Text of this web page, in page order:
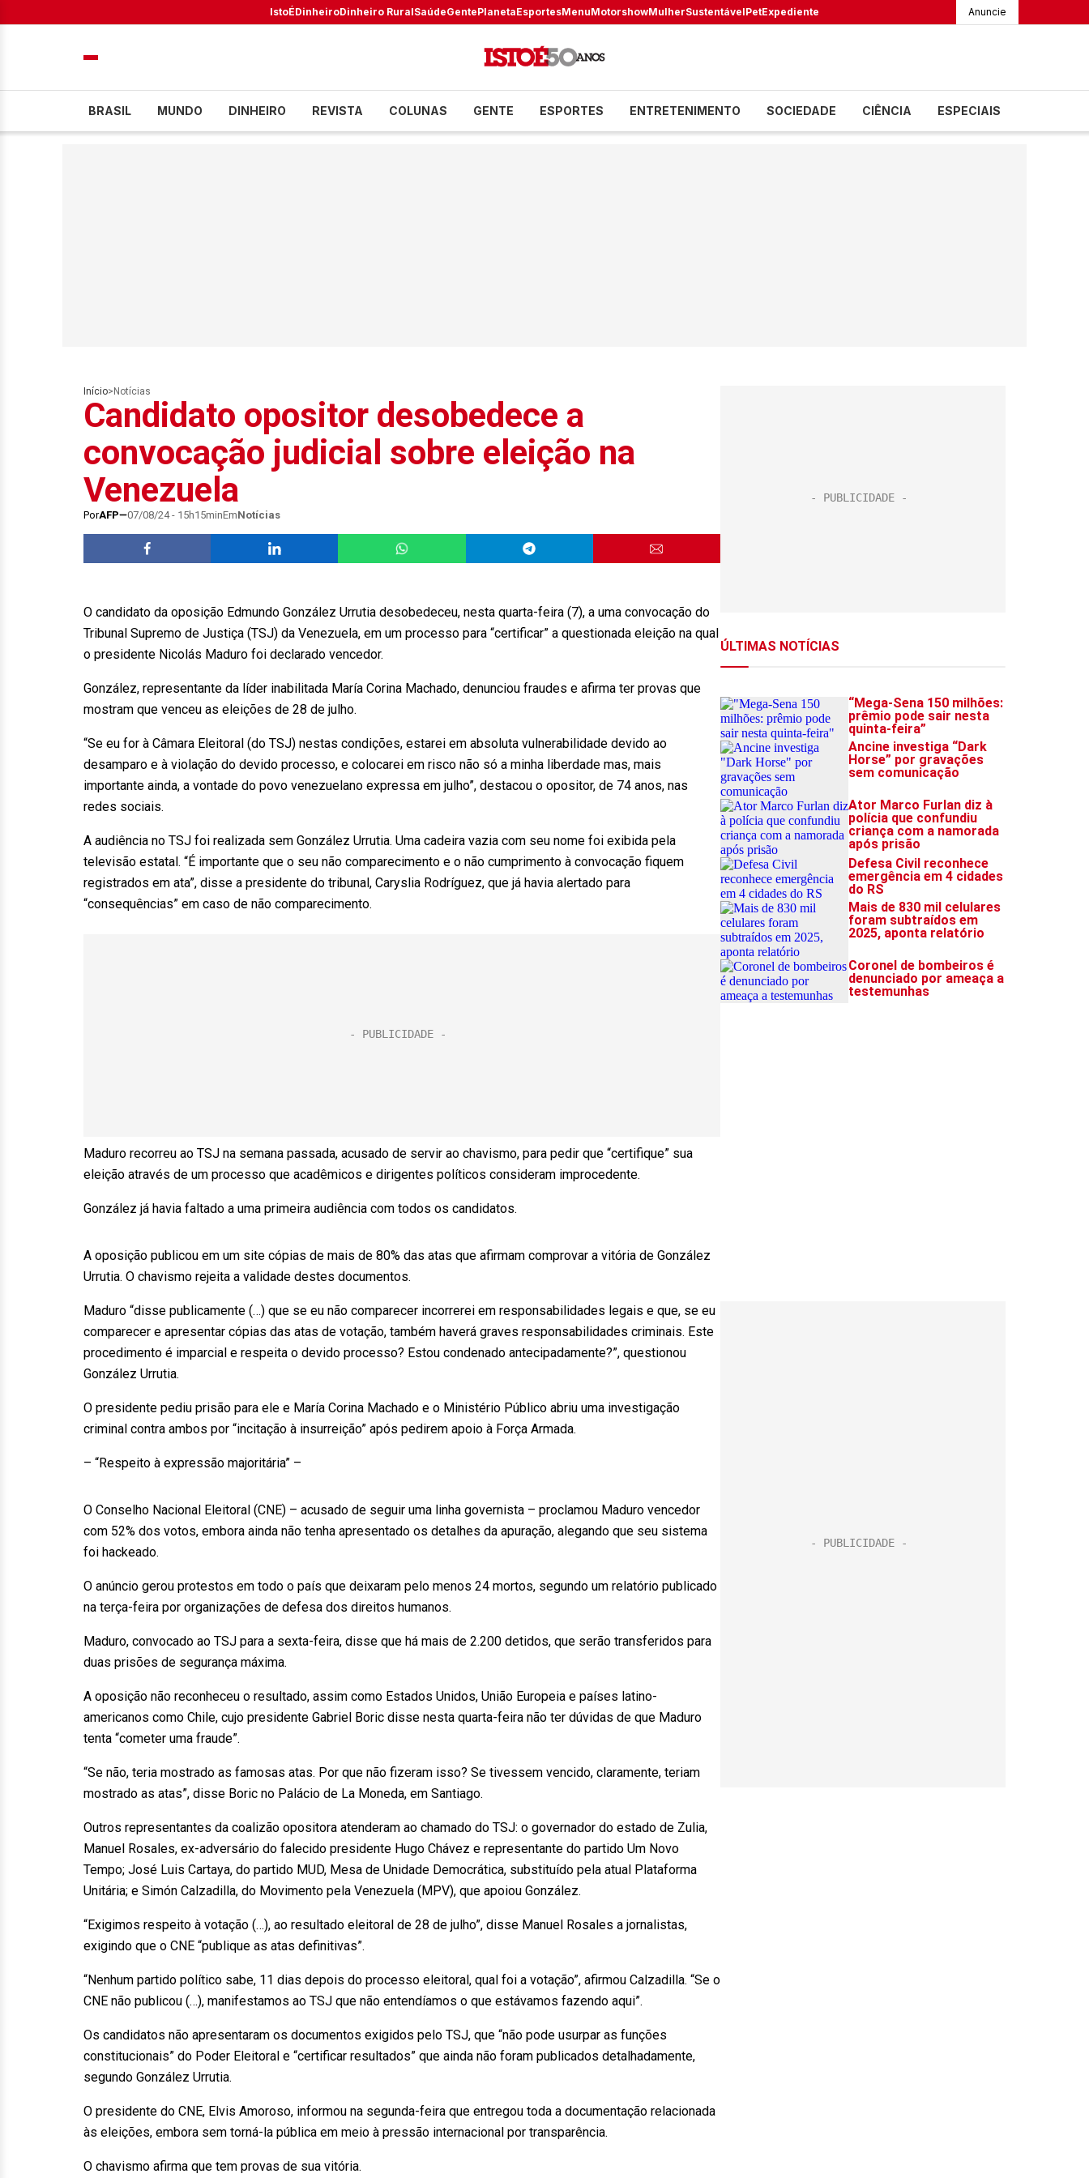
IstoÉDinheiroDinheiro RuralSaúdeGentePlanetaEsportesMenuMotorshowMulherSustentávelPetExpediente Anuncie
BRASIL MUNDO DINHEIRO REVISTA COLUNAS GENTE ESPORTES ENTRETENIMENTO SOCIEDADE CIÊNCIA ESPECIAIS
Início> Notícias
Candidato opositor desobedece a
convocação judicial sobre eleição na
Venezuela
PorAFP 07/08/24 - 15h15minEmNotícias
O candidato da oposição Edmundo González Urrutia desobedeceu, nesta quarta-feira (7), a uma convocação do
Tribunal Supremo de Justiça (TSJ) da Venezuela, em um processo para “certificar” a questionada eleição na qual
o presidente Nicolás Maduro foi declarado vencedor.
González, representante da líder inabilitada María Corina Machado, denunciou fraudes e afirma ter provas que
mostram que venceu as eleições de 28 de julho.
“Se eu for à Câmara Eleitoral (do TSJ) nestas condições, estarei em absoluta vulnerabilidade devido ao
desamparo e à violação do devido processo, e colocarei em risco não só a minha liberdade mas, mais
importante ainda, a vontade do povo venezuelano expressa em julho”, destacou o opositor, de 74 anos, nas
redes sociais.
A audiência no TSJ foi realizada sem González Urrutia. Uma cadeira vazia com seu nome foi exibida pela
televisão estatal. “É importante que o seu não comparecimento e o não cumprimento à convocação fiquem
registrados em ata”, disse a presidente do tribunal, Caryslia Rodríguez, que já havia alertado para
“consequências” em caso de não comparecimento.
Maduro recorreu ao TSJ na semana passada, acusado de servir ao chavismo, para pedir que “certifique” sua
eleição através de um processo que acadêmicos e dirigentes políticos consideram improcedente.
González já havia faltado a uma primeira audiência com todos os candidatos.
A oposição publicou em um site cópias de mais de 80% das atas que afirmam comprovar a vitória de González
Urrutia. O chavismo rejeita a validade destes documentos.
Maduro “disse publicamente (…) que se eu não comparecer incorrerei em responsabilidades legais e que, se eu
comparecer e apresentar cópias das atas de votação, também haverá graves responsabilidades criminais. Este
procedimento é imparcial e respeita o devido processo? Estou condenado antecipadamente?”, questionou
González Urrutia.
O presidente pediu prisão para ele e María Corina Machado e o Ministério Público abriu uma investigação
criminal contra ambos por “incitação à insurreição” após pedirem apoio à Força Armada.
– “Respeito à expressão majoritária” –
O Conselho Nacional Eleitoral (CNE) – acusado de seguir uma linha governista – proclamou Maduro vencedor
com 52% dos votos, embora ainda não tenha apresentado os detalhes da apuração, alegando que seu sistema
foi hackeado.
O anúncio gerou protestos em todo o país que deixaram pelo menos 24 mortos, segundo um relatório publicado
na terça-feira por organizações de defesa dos direitos humanos.
Maduro, convocado ao TSJ para a sexta-feira, disse que há mais de 2.200 detidos, que serão transferidos para
duas prisões de segurança máxima.
A oposição não reconheceu o resultado, assim como Estados Unidos, União Europeia e países latino-
americanos como Chile, cujo presidente Gabriel Boric disse nesta quarta-feira não ter dúvidas de que Maduro
tenta “cometer uma fraude”.
“Se não, teria mostrado as famosas atas. Por que não fizeram isso? Se tivessem vencido, claramente, teriam
mostrado as atas”, disse Boric no Palácio de La Moneda, em Santiago.
Outros representantes da coalizão opositora atenderam ao chamado do TSJ: o governador do estado de Zulia,
Manuel Rosales, ex-adversário do falecido presidente Hugo Chávez e representante do partido Um Novo
Tempo; José Luis Cartaya, do partido MUD, Mesa de Unidade Democrática, substituído pela atual Plataforma
Unitária; e Simón Calzadilla, do Movimento pela Venezuela (MPV), que apoiou González.
“Exigimos respeito à votação (…), ao resultado eleitoral de 28 de julho”, disse Manuel Rosales a jornalistas,
exigindo que o CNE “publique as atas definitivas”.
“Nenhum partido político sabe, 11 dias depois do processo eleitoral, qual foi a votação”, afirmou Calzadilla. “Se o
CNE não publicou (…), manifestamos ao TSJ que não entendíamos o que estávamos fazendo aqui”.
Os candidatos não apresentaram os documentos exigidos pelo TSJ, que “não pode usurpar as funções
constitucionais” do Poder Eleitoral e “certificar resultados” que ainda não foram publicados detalhadamente,
segundo González Urrutia.
O presidente do CNE, Elvis Amoroso, informou na segunda-feira que entregou toda a documentação relacionada
às eleições, embora sem torná-la pública em meio à pressão internacional por transparência.
O chavismo afirma que tem provas de sua vitória.